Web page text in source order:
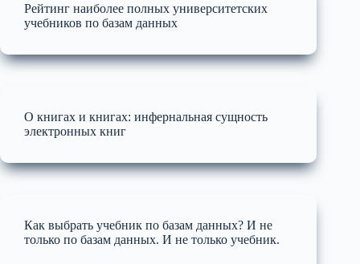
Рейтинг наиболее полных университетских
учебников по базам данных
О книгах и книгах: инфернальная сущность
электронных книг
Как выбрать учебник по базам данных? И не
только по базам данных. И не только учебник.